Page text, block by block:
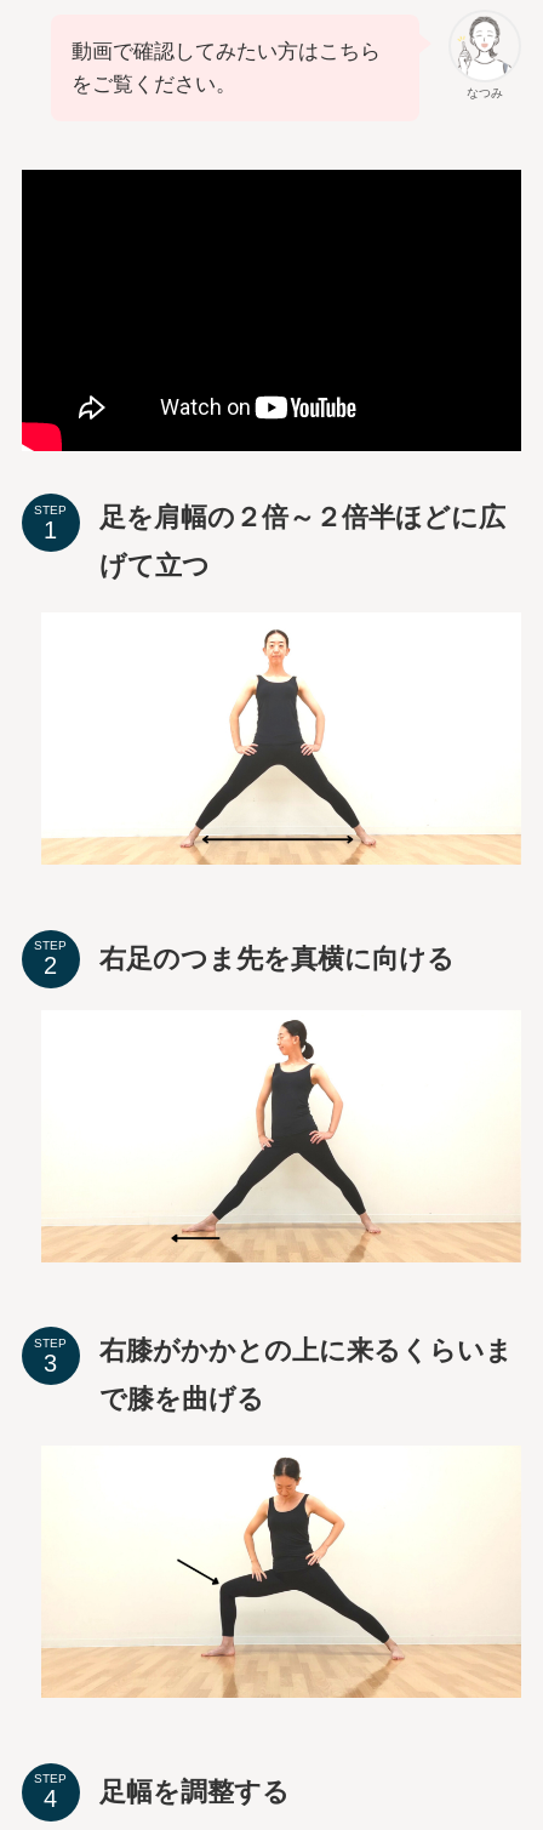
なつみ
動画で確認してみたい方はこちら
をご覧ください。
STEP
足を肩幅の２倍～２倍半ほどに広
げて立つ
STEP 右足のつま先を真横に向ける
STEP
右膝がかかとの上に来るくらいま
で膝を曲げる
STEP 足幅を調整する